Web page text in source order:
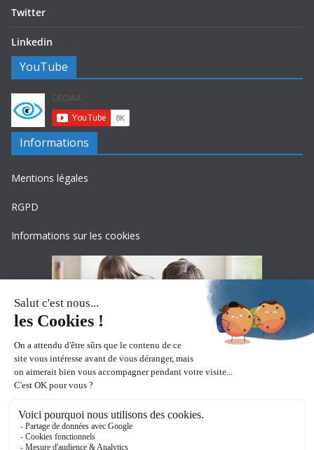
Twitter
Linkedin
YouTube
Informations
Mentions légales
RGPD
Informations sur les cookies